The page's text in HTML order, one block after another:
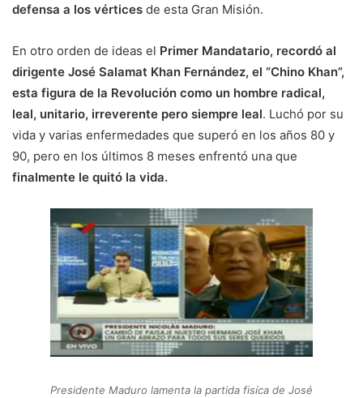
defensa a los vértices de esta Gran Misión.
En otro orden de ideas el Primer Mandatario, recordó al
dirigente José Salamat Khan Fernández, el “Chino Khan”,
esta figura de la Revolución como un hombre radical,
leal, unitario, irreverente pero siempre leal. Luchó por su
vida y varias enfermedades que superó en los años 80 y
90, pero en los últimos 8 meses enfrentó una que
finalmente le quitó la vida.
Presidente Maduro lamenta la partida fisíca de José